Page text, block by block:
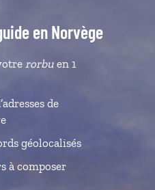
en Norvège
rorbuen 1
de
géolocalisés
à composer